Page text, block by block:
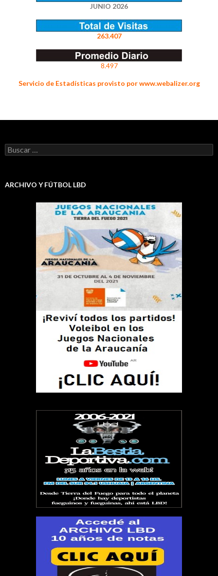
JUNIO 2026
263.407
8.497
Servicio de Estadísticas provisto por www.webalizer.org
Buscar:
ARCHIVO Y FÚTBOL LBD